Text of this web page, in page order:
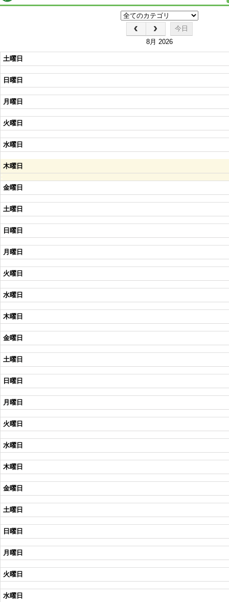
今日
8月 2026
土曜日
日曜日
月曜日
火曜日
水曜日
木曜日
金曜日
土曜日
日曜日
月曜日
火曜日
水曜日
木曜日
金曜日
土曜日
日曜日
月曜日
火曜日
水曜日
木曜日
金曜日
土曜日
日曜日
月曜日
火曜日
水曜日